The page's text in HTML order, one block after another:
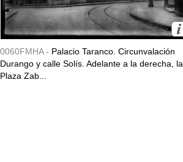
0060FMHA - Palacio Taranco. Circunvalación
Durango y calle Solís. Adelante a la derecha, la
Plaza Zab...